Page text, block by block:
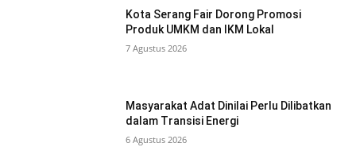
Kota Serang Fair Dorong Promosi
Produk UMKM dan IKM Lokal
7 Agustus 2026
Masyarakat Adat Dinilai Perlu Dilibatkan
dalam Transisi Energi
6 Agustus 2026